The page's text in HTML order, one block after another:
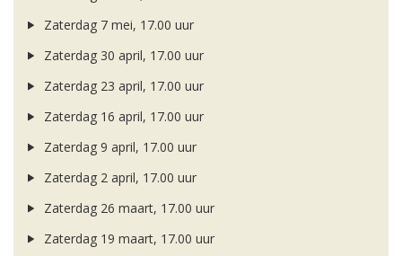
Zaterdag 7 mei, 17.00 uur
Zaterdag 30 april, 17.00 uur
Zaterdag 23 april, 17.00 uur
Zaterdag 16 april, 17.00 uur
Zaterdag 9 april, 17.00 uur
Zaterdag 2 april, 17.00 uur
Zaterdag 26 maart, 17.00 uur
Zaterdag 19 maart, 17.00 uur